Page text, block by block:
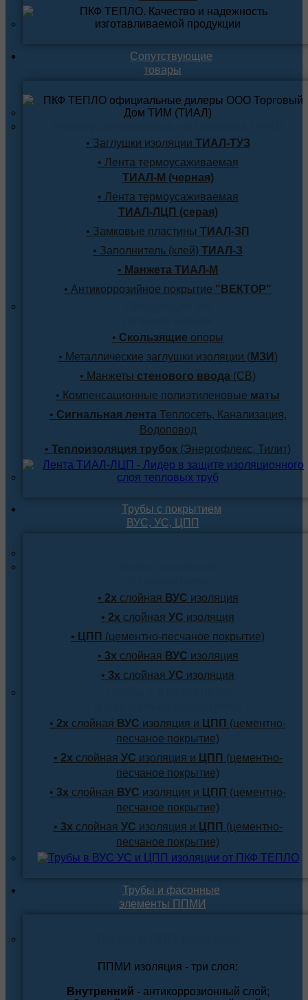
Сопутствующие
товары
• Заглушки изоляции ТИАЛ-ТУЗ
• Лента термоусаживаемая
ТИАЛ-М (черная)
• Лента термоусаживаемая
ТИАЛ-ЛЦП (серая)
• Замковые пластины ТИАЛ-ЗП
• Заполнитель (клей) ТИАЛ-З
• Манжета ТИАЛ-М
• Антикоррозийное покрытие "ВЕКТОР"
• Скользящие опоры
• Металлические заглушки изоляции (МЗИ )
• Манжеты стенового ввода (СВ)
• Компенсационные полиэтиленовые маты
• Сигнальная лентаТеплосеть, Канализация,
Водоповод
• Теплоизоляция трубок (Энергофлекс, Тилит)
Трубы с покрытием
ВУС, УС, ЦПП
• 2х слойная ВУС изоляция
• 2х слойная УС изоляция
• ЦПП (цементно-песчаное покрытие)
• 3х слойная ВУС изоляция
• 3х слойная УС изоляция
• 2х слойная ВУС изоляция и ЦПП (цементно-
песчаное покрытие)
• 2х слойная УС изоляция и ЦПП (цементно-
песчаное покрытие)
• 3х слойная ВУС изоляция и ЦПП (цементно-
песчаное покрытие)
• 3х слойная УС изоляция и ЦПП (цементно-
песчаное покрытие)
Трубы и фасонные
элементы ППМИ
ППМИ изоляция - три слоя:
Внутренний - антикоррозионный слой;